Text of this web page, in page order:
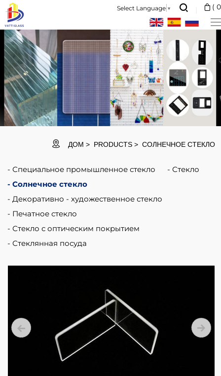
Select Language ▼ ( 0
Super
thin
glass
is
widely
used
in
the
precision
instrument
manufacture
and
optics
complicated
manufacturing
process,
ДОМ PRODUCTS СОЛНЕЧНОЕ СТЕКЛО
Специальное промышленное стекло
Стекло
Солнечное стекло
Декоративно - художественное стекло
Печатное стекло
Стекло с оптическим покрытием
Стеклянная посуда